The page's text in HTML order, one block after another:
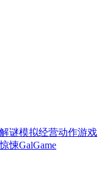
谜模拟经营动作游戏
悚GalGame